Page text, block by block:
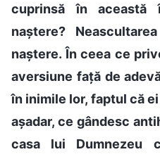
cuprinsă în această
naștere?
naștere. În ceea ce
aversiune față de
în inimile lor, faptul că
așadar, ce gândesc
casa lui Dumnezeu